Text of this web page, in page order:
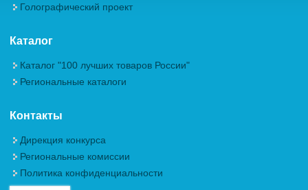
Голографический проект
Каталог
Каталог "100 лучших товаров России"
Региональные каталоги
Контакты
Дирекция конкурса
Региональные комиссии
Политика конфиденциальности